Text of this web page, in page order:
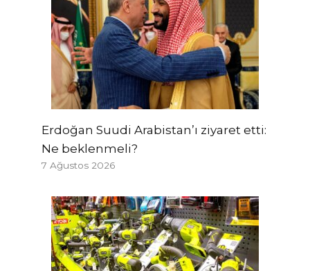
Erdoğan Suudi Arabistan’ı ziyaret etti:
Ne beklenmeli?
7 Ağustos 2026